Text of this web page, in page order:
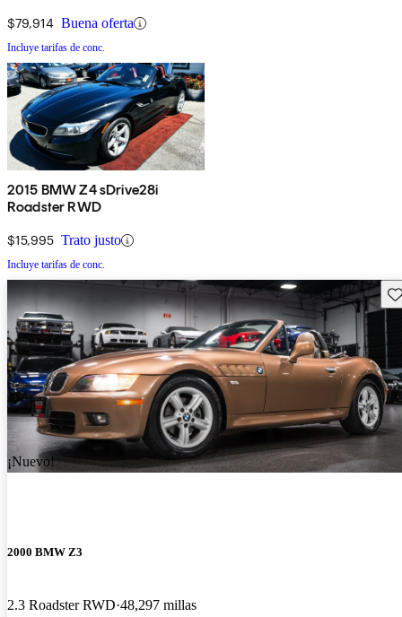
$79,914 Buena oferta
Incluye tarifas de conc.
2015 BMW Z4 sDrive28i
Roadster RWD
$15,995 Trato justo
Incluye tarifas de conc.
¡Nuevo!
2000 BMW Z3
2.3 Roadster RWD 48,297 millas